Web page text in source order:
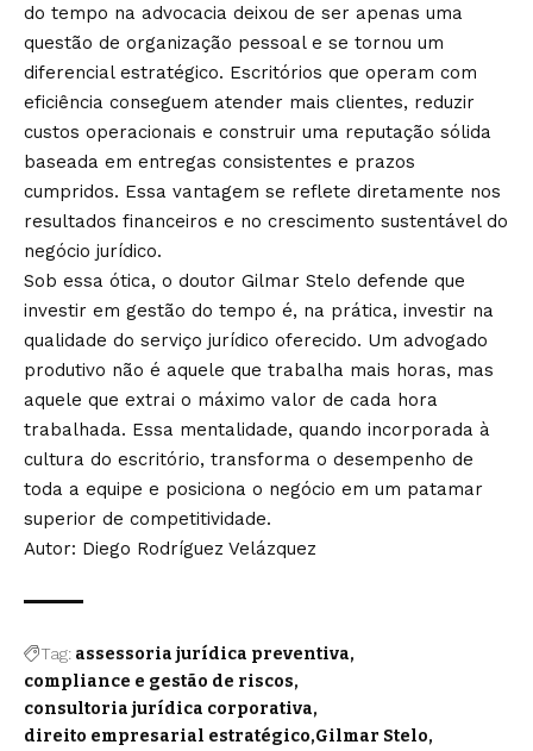
do tempo na advocacia deixou de ser apenas uma
questão de organização pessoal e se tornou um
diferencial estratégico. Escritórios que operam com
eficiência conseguem atender mais clientes, reduzir
custos operacionais e construir uma reputação sólida
baseada em entregas consistentes e prazos
cumpridos. Essa vantagem se reflete diretamente nos
resultados financeiros e no crescimento sustentável do
negócio jurídico.
Sob essa ótica, o doutor Gilmar Stelo defende que
investir em gestão do tempo é, na prática, investir na
qualidade do serviço jurídico oferecido. Um advogado
produtivo não é aquele que trabalha mais horas, mas
aquele que extrai o máximo valor de cada hora
trabalhada. Essa mentalidade, quando incorporada à
cultura do escritório, transforma o desempenho de
toda a equipe e posiciona o negócio em um patamar
superior de competitividade.
Autor: Diego Rodríguez Velázquez
Tag: assessoria jurídica preventiva
compliance e gestão de riscos
consultoria jurídica corporativa
direito empresarial estratégico Gilmar Stelo